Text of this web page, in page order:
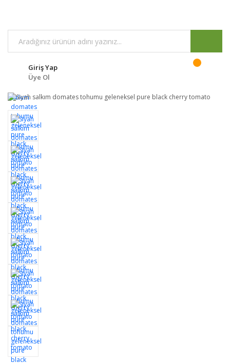
Giriş Yap
Üye Ol